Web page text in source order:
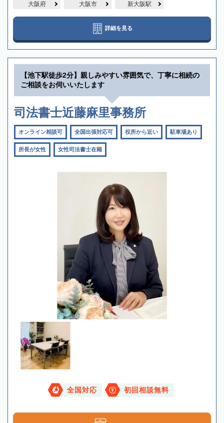
大阪府 大阪市 新大阪駅
詳細を見る
【池下駅徒歩2分】親しみやすい雰囲気で、丁寧に相続の
ご相談をお伺いいたします
司法書士近藤麻里事務所
オンライン相談可 全国出張対応可 役所から近い 駐車場あり
所長が女性 女性司法書士在籍
全国対応 初回相談無料